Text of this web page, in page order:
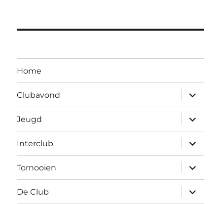
Home
Clubavond
Open
Jeugd
Open
Interclub
Open
Tornooien
Open
De Club
Open